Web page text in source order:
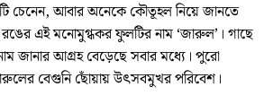
চেনেন, আবার অনেকে কৌতূহল নিয়ে জানতে
এই মনোমুগ্ধকর ফুলটির নাম ‘জারুল’। গাছে
জানার আগ্রহ বেড়েছে সবার মধ্যে। পুরো
বেগুনি ছোঁয়ায় উৎসবমুখর পরিবেশ।